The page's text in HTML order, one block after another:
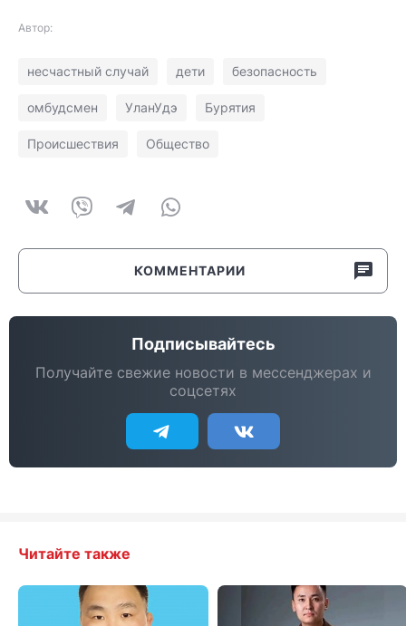
Автор:
несчастный случай дети безопасность
омбудсмен УланУдэ Бурятия
Происшествия Общество
КОММЕНТАРИИ
Подписывайтесь
Получайте свежие новости в мессенджерах и
соцсетях
Читайте также